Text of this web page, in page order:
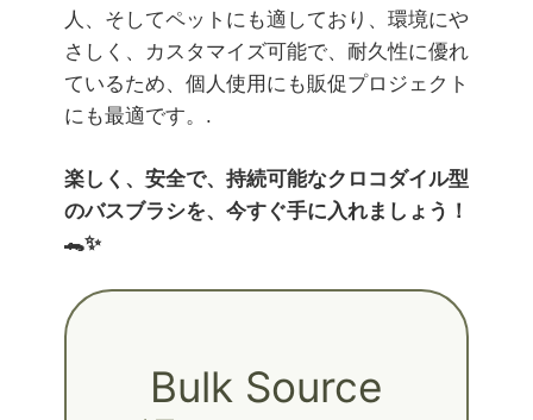
人、そしてペットにも適しており、環境にや
さしく、カスタマイズ可能で、耐久性に優れ
ているため、個人使用にも販促プロジェクト
にも最適です。.
楽しく、安全で、持続可能なクロコダイル型
のバスブラシを、今すぐ手に入れましょう！
🐊✨
Bulk Source